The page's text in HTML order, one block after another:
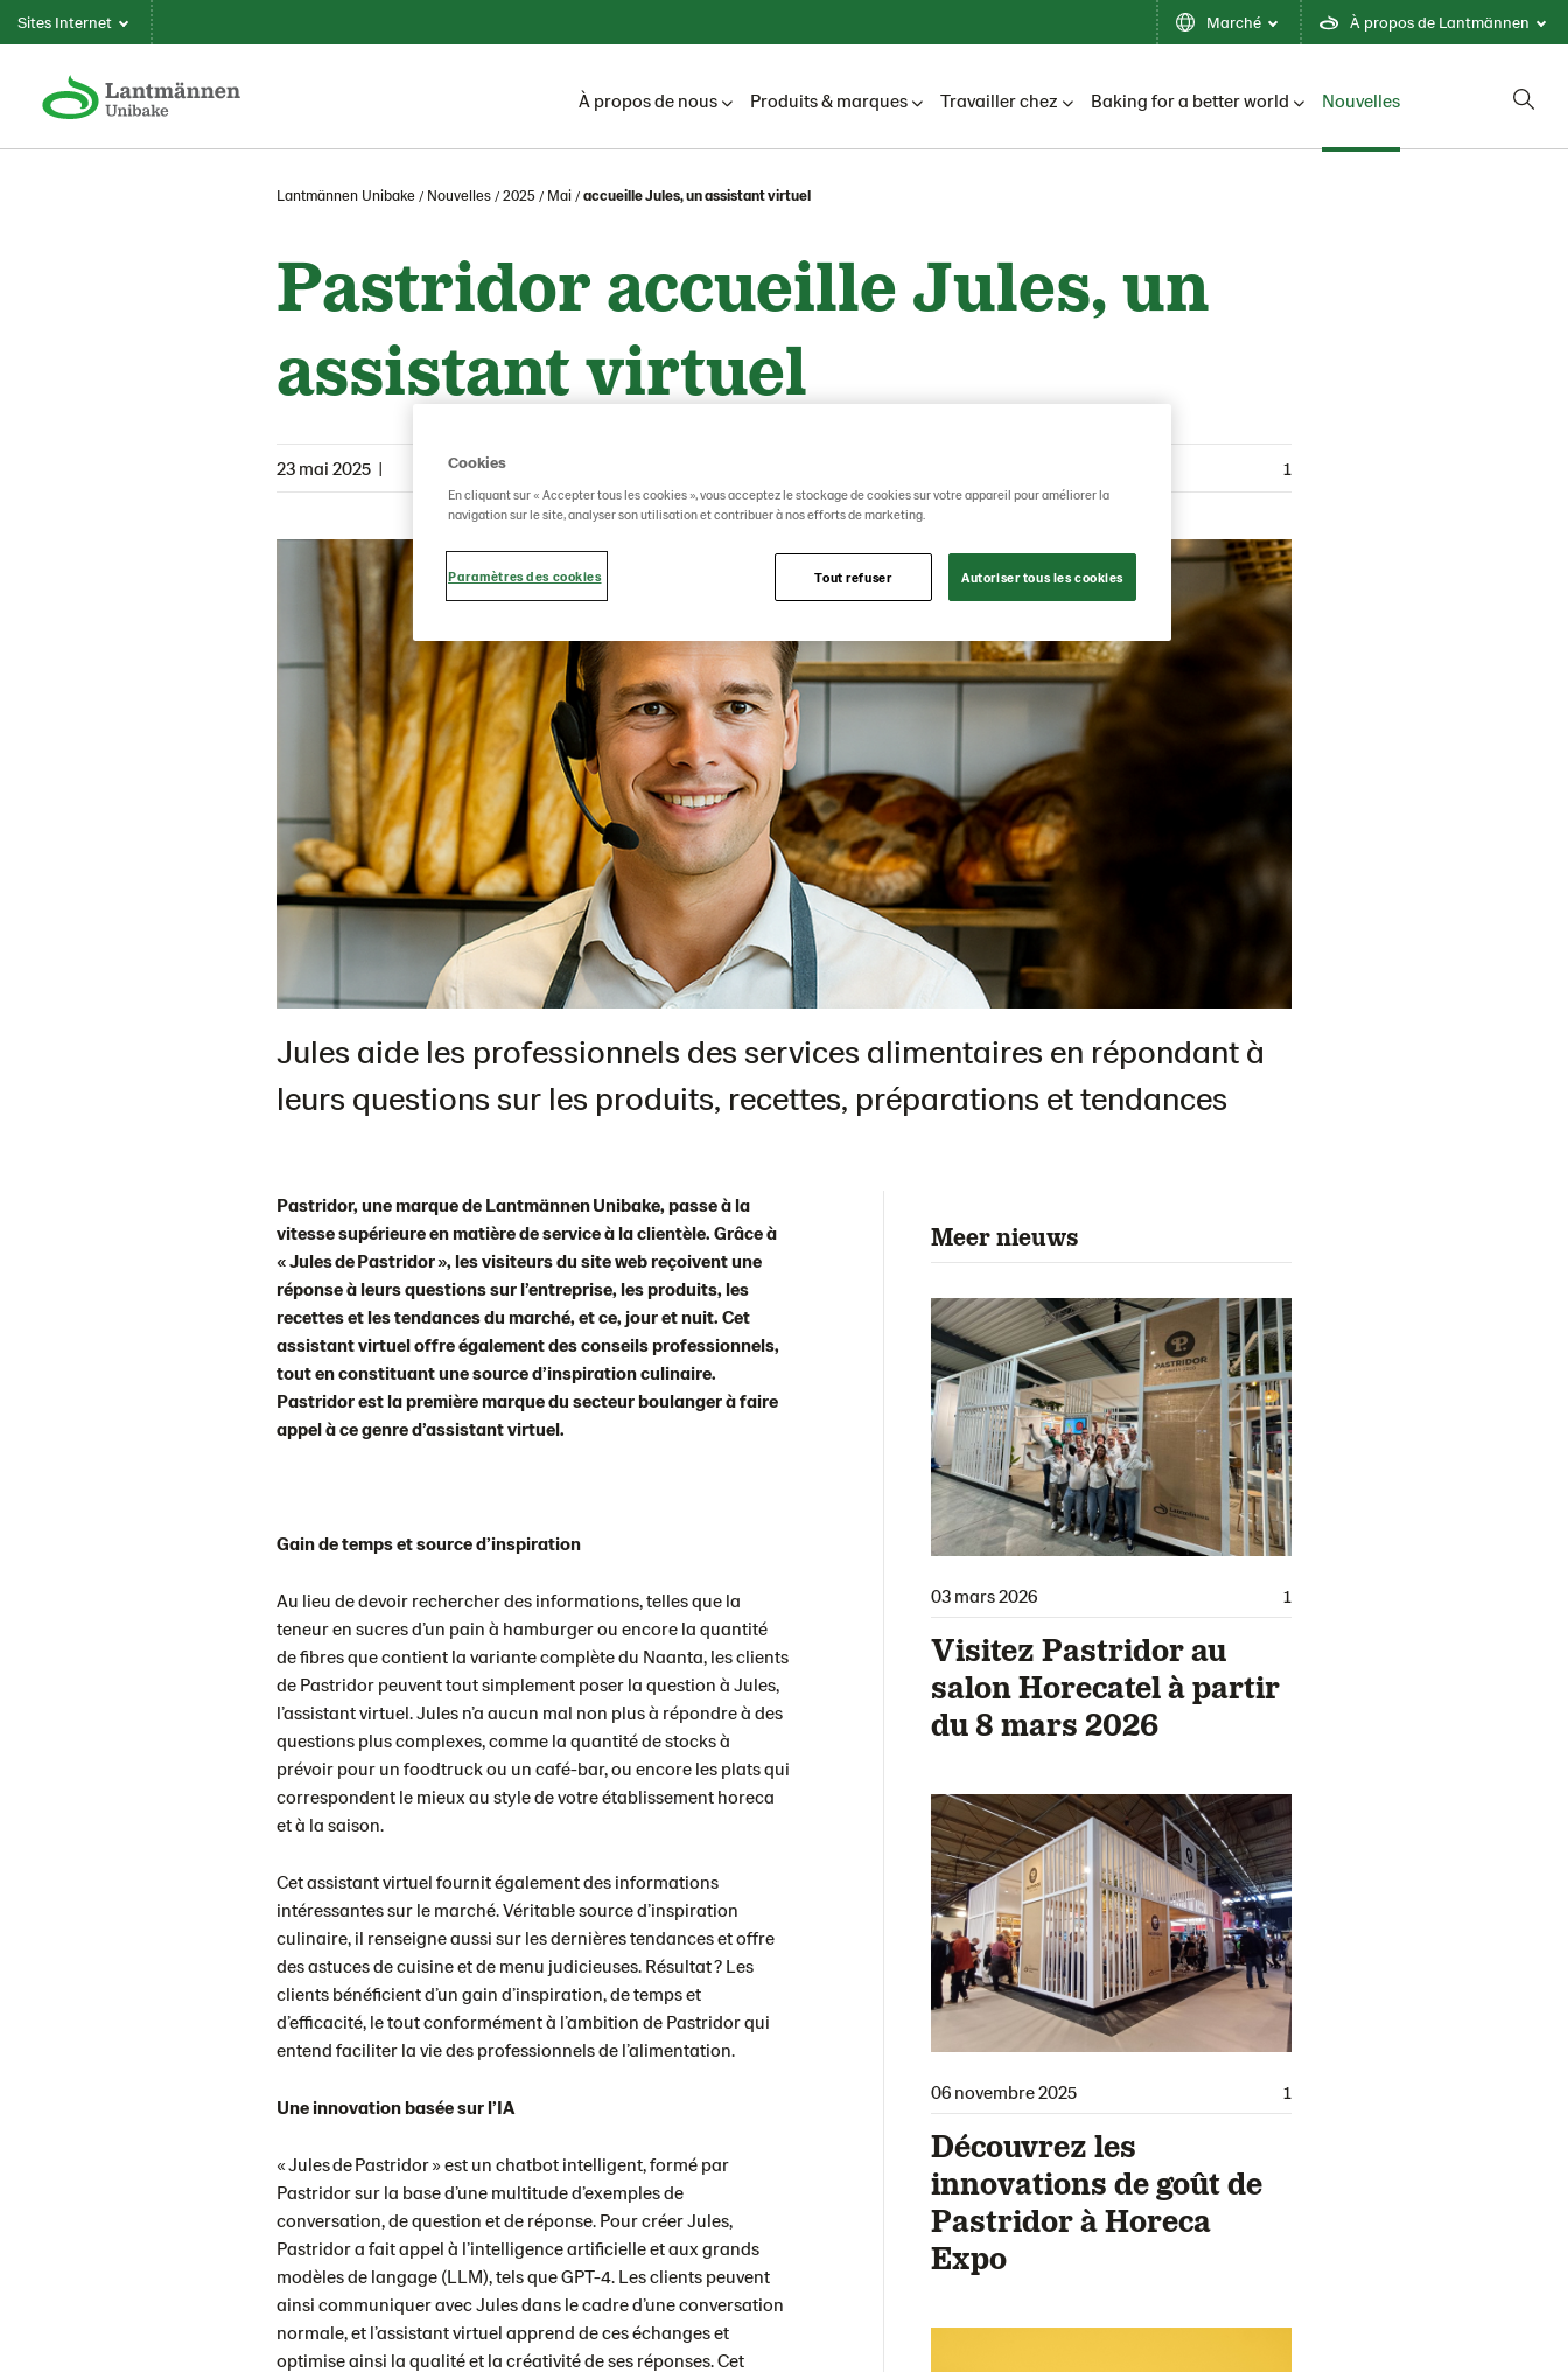
Sites Internet Marché À propos de Lantmännen
À propos de nous Produits & marques Travailler chez Baking for a better world Nouvelles
Lantmännen Unibake Nouvelles 2025 Mai accueille Jules, un assistant virtuel
Pastridor accueille Jules, un
assistant virtuel
23 mai 2025 | 1
Jules aide les professionnels des services alimentaires en répondant à
leurs questions sur les produits, recettes, préparations et tendances
Pastridor, une marque de Lantmännen Unibake, passe à la
vitesse supérieure en matière de service à la clientèle. Grâce à
« Jules de Pastridor », les visiteurs du site web reçoivent une
réponse à leurs questions sur l’entreprise, les produits, les
recettes et les tendances du marché, et ce, jour et nuit. Cet
assistant virtuel offre également des conseils professionnels,
tout en constituant une source d’inspiration culinaire.
Pastridor est la première marque du secteur boulanger à faire
appel à ce genre d’assistant virtuel.
Gain de temps et source d’inspiration
Au lieu de devoir rechercher des informations, telles que la
teneur en sucres d’un pain à hamburger ou encore la quantité
de fibres que contient la variante complète du Naanta, les clients
de Pastridor peuvent tout simplement poser la question à Jules,
l’assistant virtuel. Jules n’a aucun mal non plus à répondre à des
questions plus complexes, comme la quantité de stocks à
prévoir pour un foodtruck ou un café-bar, ou encore les plats qui
correspondent le mieux au style de votre établissement horeca
et à la saison.
Cet assistant virtuel fournit également des informations
intéressantes sur le marché. Véritable source d’inspiration
culinaire, il renseigne aussi sur les dernières tendances et offre
des astuces de cuisine et de menu judicieuses. Résultat ? Les
clients bénéficient d’un gain d’inspiration, de temps et
d’efficacité, le tout conformément à l’ambition de Pastridor qui
entend faciliter la vie des professionnels de l’alimentation.
Une innovation basée sur l’IA
« Jules de Pastridor » est un chatbot intelligent, formé par
Pastridor sur la base d’une multitude d’exemples de
conversation, de question et de réponse. Pour créer Jules,
Pastridor a fait appel à l’intelligence artificielle et aux grands
modèles de langage (LLM), tels que GPT-4. Les clients peuvent
ainsi communiquer avec Jules dans le cadre d’une conversation
normale, et l’assistant virtuel apprend de ces échanges et
optimise ainsi la qualité et la créativité de ses réponses. Cet
Meer nieuws
03 mars 2026 1
Visitez Pastridor au
salon Horecatel à partir
du 8 mars 2026
06 novembre 2025 1
Découvrez les
innovations de goût de
Pastridor à Horeca
Expo
Cookies
En cliquant sur « Accepter tous les cookies », vous acceptez le stockage de cookies sur votre appareil pour améliorer la
navigation sur le site, analyser son utilisation et contribuer à nos efforts de marketing.
Paramètres des cookies Tout refuser Autoriser tous les cookies